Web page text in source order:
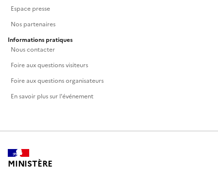
Espace presse
Nos partenaires
Informations pratiques
Nous contacter
Foire aux questions visiteurs
Foire aux questions organisateurs
En savoir plus sur l'événement
MINISTÈRE